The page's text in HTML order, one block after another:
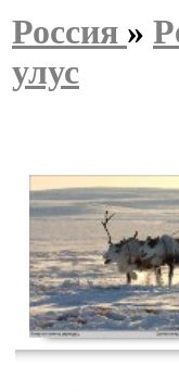
Россия »
улус